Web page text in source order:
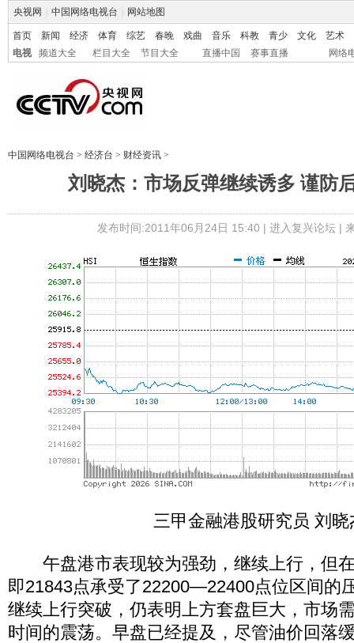
央视网 中国网络电视台 网站地图
首页 新闻 经济 体育 综艺 春晚 戏曲 音乐 科教 青少 文化
艺术
电视
频道大全 栏目大全 节目大全 直播中国 赛事直播 网络
中国网络电视台 > 经济台 > 财经资讯 >
刘晓杰：市场反弹继续诱多 谨防
发布时间:2011年06月24日 15:40 | 进入复兴论坛|
三甲金融港股研究员 刘晓
午盘港市表现较为强劲，继续上行，但在
即21843点承受了22200—22400点位区间的
继续上行突破，仍表明上方套盘巨大，市场
时间的震荡。早盘已经提及，尽管油价回落